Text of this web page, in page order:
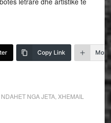
Copy Link More
NDAHET NGA JETA, XHEMAIL